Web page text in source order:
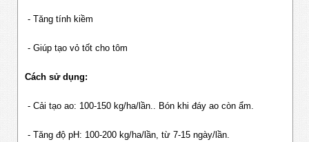
- Tăng tính kiềm
- Giúp tạo vỏ tốt cho tôm
Cách sử dụng:
- Cải tạo ao: 100-150 kg/ha/lần.. Bón khi đáy ao còn ẩm.
- Tăng độ pH: 100-200 kg/ha/lần, từ 7-15 ngày/lần.